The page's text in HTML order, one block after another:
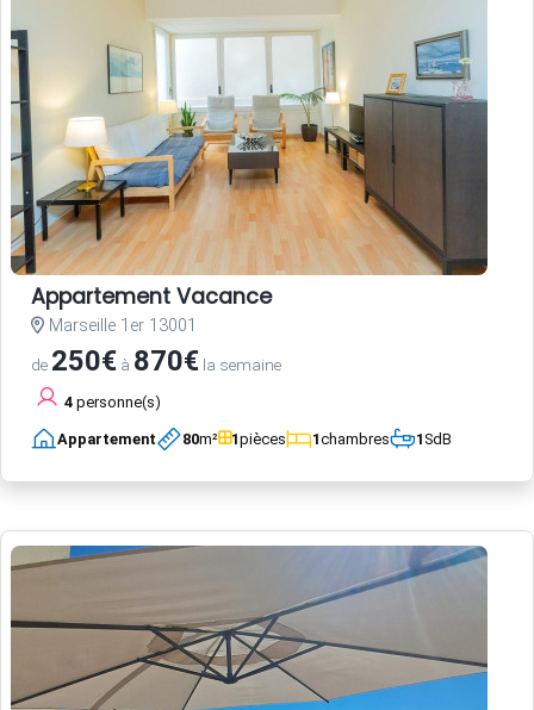
Appartement Vacance
Marseille 1er 13001
de 250€ à 870€ la semaine
4 personne(s)
Appartement 80m² 1pièces 1chambres 1SdB